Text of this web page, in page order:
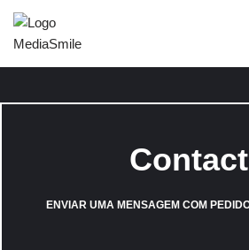
Avançar
para
ENVIAR UMA MENSAGEM COM